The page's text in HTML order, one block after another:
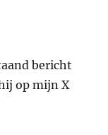
bericht
op mijn X